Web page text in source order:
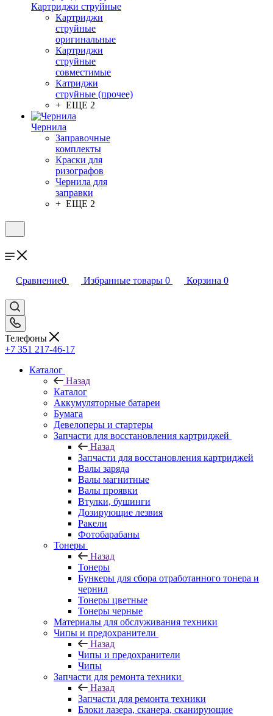
Картриджи струйные
Картриджи
струйные
оригинальные
Картриджи
струйные
совместимые
Катриджи
струйные (прочее)
+ ЕЩЕ 2
Чернила
Заправочные
комплекты
Краски для
ризографов
Чернила для
заправки
+ ЕЩЕ 2
Сравнение0 Избранные товары 0 Корзина 0
Телефоны
+7 351 217-46-17
Каталог
Назад
Каталог
Аккумуляторные батареи
Бумага
Девелоперы и стартеры
Запчасти для восстановления картриджей
Назад
Запчасти для восстановления картриджей
Валы заряда
Валы магнитные
Валы проявки
Втулки, бушинги
Дозирующие лезвия
Ракели
Фотобарабаны
Тонеры
Назад
Тонеры
Бункеры для сбора отработанного тонера и
чернил
Тонеры цветные
Тонеры черные
Материалы для обслуживания техники
Чипы и предохранители
Назад
Чипы и предохранители
Чипы
Запчасти для ремонта техники
Назад
Запчасти для ремонта техники
Блоки лазера, сканера, сканирующие